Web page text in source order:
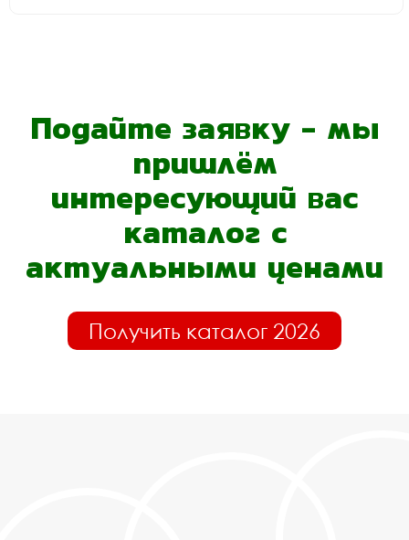
Подайте заявку - мы
пришлём
интересующий вас
каталог с
актуальными ценами
Получить каталог 2026